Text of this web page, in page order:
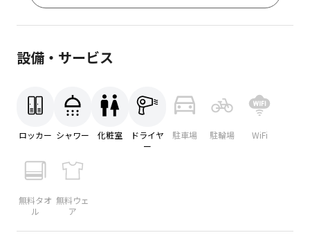
設備・サービス
ロッカー シャワー 化粧室
ドライヤ
ー
駐車場 駐輪場 WiFi
無料タオ
ル
無料ウェ
ア